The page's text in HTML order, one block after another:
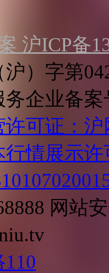
沪ICP备
）字第
企业备案
可证：
情展示许
网站
110